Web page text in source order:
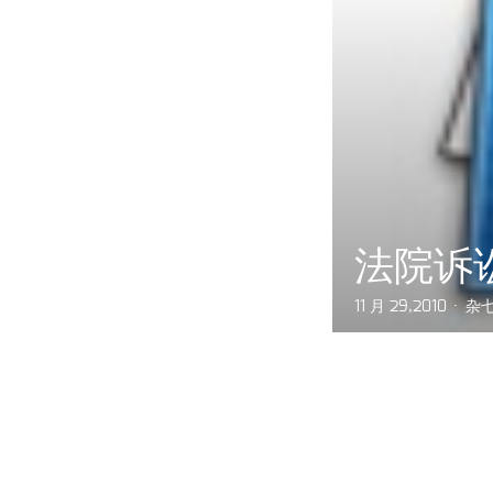
法院诉
11 月 29,2010 杂